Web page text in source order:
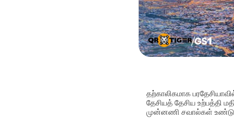
தற்காலிகமாக
தேசியத் தேசிய உற்பத்தி
முன்னணி சவால்கள் உண்டு,